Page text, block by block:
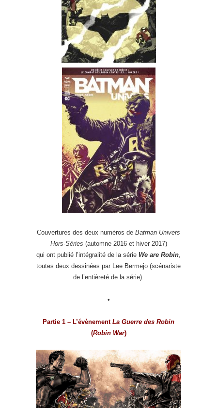
Couvertures des deux numéros de Batman Univers
Hors-Séries (automne 2016 et hiver 2017)
qui ont publié l’intégralité de la série We are Robin,
toutes deux dessinées par Lee Bermejo (scénariste
de l’entièreté de la série).
•
Partie 1 – L’évènement La Guerre des Robin
(Robin War)